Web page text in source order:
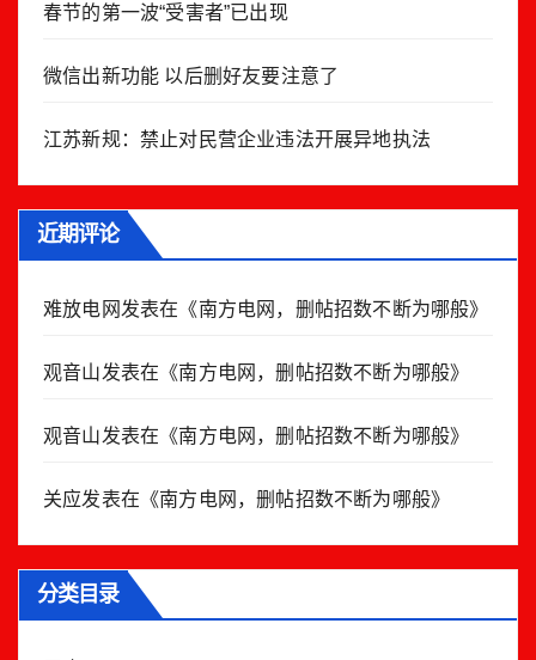
春节的第一波“受害者”已出现
微信出新功能 以后删好友要注意了
江苏新规：禁止对民营企业违法开展异地执法
近期评论
难放电网 发表在《南方电网，删帖招数不断为哪般》
观音山发表在《南方电网，删帖招数不断为哪般》
观音山发表在《南方电网，删帖招数不断为哪般》
关应发表在《南方电网，删帖招数不断为哪般》
分类目录